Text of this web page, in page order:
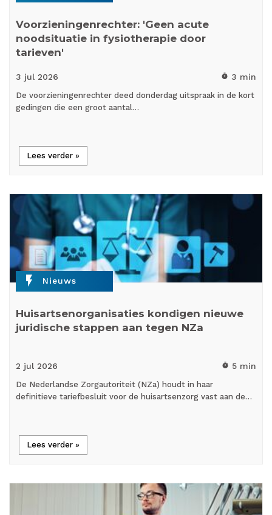
Voorzieningenrechter: 'Geen acute
noodsituatie in fysiotherapie door
tarieven'
3 jul 2026 timer 3 min
De voorzieningenrechter deed donderdag uitspraak in de kort
gedingen die een groot aantal…
Lees verder »
flash_on Nieuws
Huisartsenorganisaties kondigen nieuwe
juridische stappen aan tegen NZa
2 jul 2026 timer 5 min
De Nederlandse Zorgautoriteit (NZa) houdt in haar
definitieve tariefbesluit voor de huisartsenzorg vast aan de…
Lees verder »